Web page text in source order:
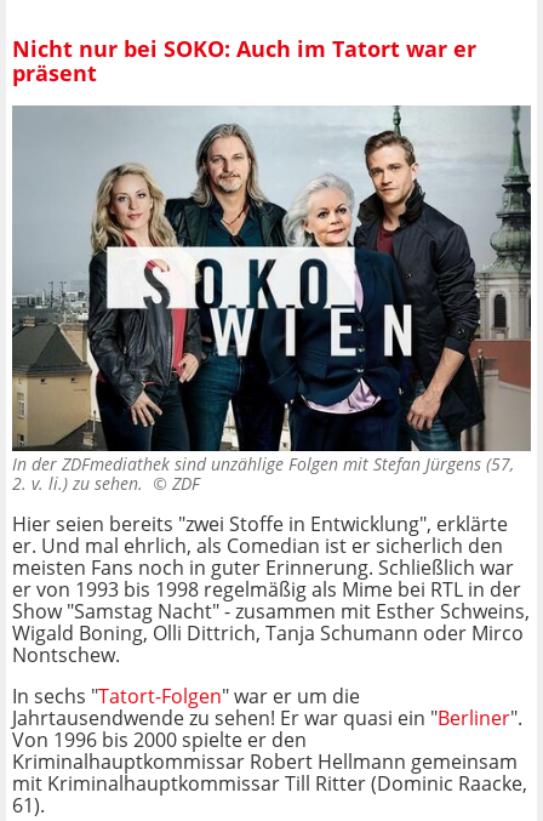
Nicht nur bei SOKO: Auch im Tatort war er
präsent
In der ZDFmediathek sind unzählige Folgen mit Stefan Jürgens (57,
2. v. li.) zu sehen. © ZDF
Hier seien bereits "zwei Stoffe in Entwicklung", erklärte
er. Und mal ehrlich, als Comedian ist er sicherlich den
meisten Fans noch in guter Erinnerung. Schließlich war
er von 1993 bis 1998 regelmäßig als Mime bei RTL in der
Show "Samstag Nacht" - zusammen mit Esther Schweins,
Wigald Boning, Olli Dittrich, Tanja Schumann oder Mirco
Nontschew.
In sechs "Tatort-Folgen" war er um die
Jahrtausendwende zu sehen! Er war quasi ein "Berliner".
Von 1996 bis 2000 spielte er den
Kriminalhauptkommissar Robert Hellmann gemeinsam
mit Kriminalhauptkommissar Till Ritter (Dominic Raacke,
61).